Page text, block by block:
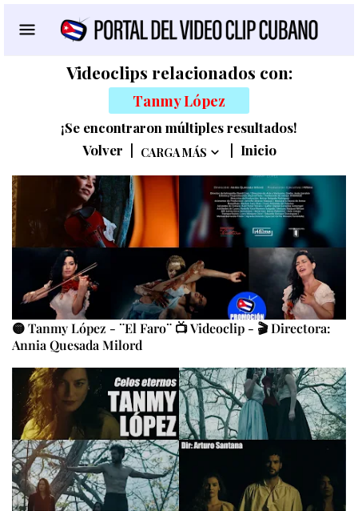
Videoclips relacionados con:
Tanmy López
¡Se encontraron múltiples resultados!
Volver
CARGA MÁS Inicio
🟡 Tanmy López - ¨El Faro¨ 📺 Videoclip - 🎬 Directora:
Annia Quesada Milord